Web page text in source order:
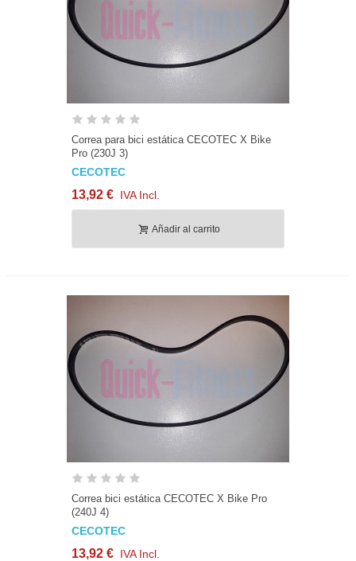
Correa para bici estática CECOTEC X Bike
Pro (230J 3)
CECOTEC
13,92 € IVA Incl.
Añadir al carrito
Correa bici estática CECOTEC X Bike Pro
(240J 4)
CECOTEC
13,92 € IVA Incl.